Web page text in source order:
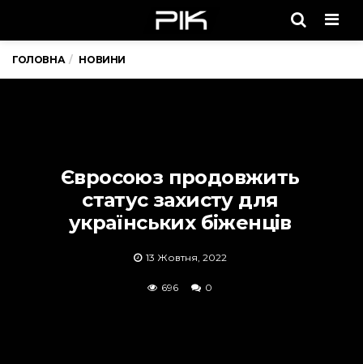
ГОЛОВНА НОВИНИ
Євросоюз продовжить
статус захисту для
українських біженців
13 Жовтня, 2022
696 0